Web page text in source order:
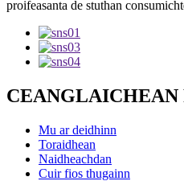
proifeasanta de stuthan
Mu ar deidhinn
Toraidhean
Naidheachdan
Cuir fios thugainn